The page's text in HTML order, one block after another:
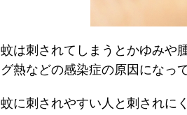
蚊は刺されてしまうとかゆみや
グ熱などの感染症の原因になっ
蚊に刺されやすい人と刺されに